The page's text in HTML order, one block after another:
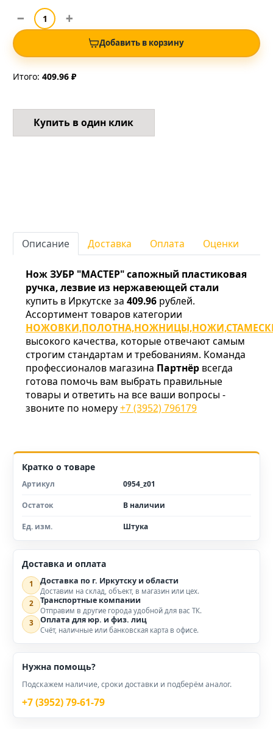
Добавить в корзину
Итого: 409.96 ₽
Купить в один клик
Описание Доставка Оплата Оценки
Нож ЗУБР "МАСТЕР" сапожный пластиковая
ручка, лезвие из нержавеющей стали
купить в Иркутске за 409.96 рублей.
Ассортимент товаров категории
высокого качества, которые отвечают самым
строгим стандартам и требованиям. Команда
профессионалов магазина Партнёр всегда
готова помочь вам выбрать правильные
товары и ответить на все ваши вопросы -
звоните по номеру+7 (3952) 796179
Кратко о товаре
Артикул 0954_z01
Остаток В наличии
Ед. изм. Штука
Доставка и оплата
1 Доставка по г. Иркутску и области
Доставим на склад, объект, в магазин или цех.
2 Транспортные компании
Отправим в другие города удобной для вас ТК.
3 Оплата для юр. и физ. лиц
Счёт, наличные или банковская карта в офисе.
Нужна помощь?
Подскажем наличие, сроки доставки и подберём аналог.
+7 (3952) 79-61-79